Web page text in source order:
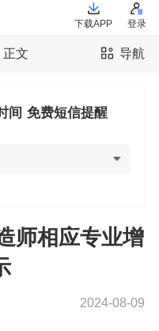
下载APP 登录
正文 导航
间 免费短信提醒
师相应专业增
2024-08-09